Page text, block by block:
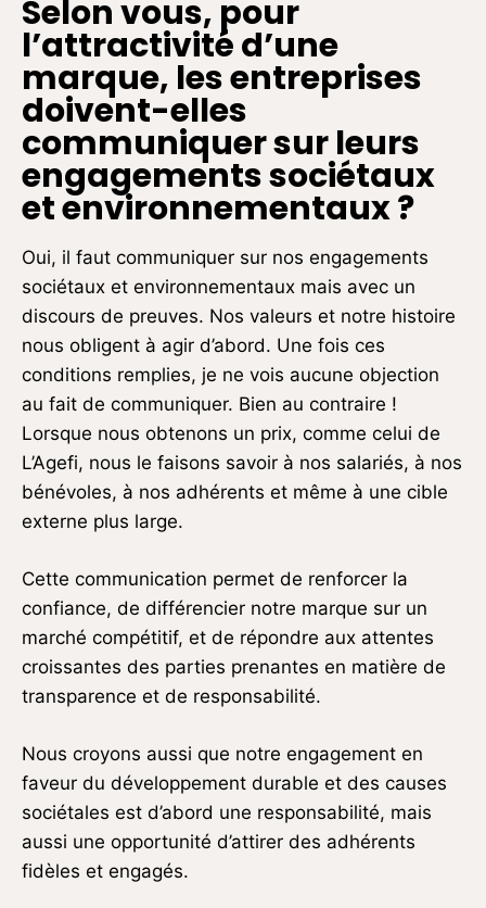
Selon vous, pour
l’attractivité d’une
marque, les entreprises
doivent-elles
communiquer sur leurs
engagements sociétaux
et environnementaux ?
Oui, il faut communiquer sur nos engagements
sociétaux et environnementaux mais avec un
discours de preuves. Nos valeurs et notre histoire
nous obligent à agir d’abord. Une fois ces
conditions remplies, je ne vois aucune objection
au fait de communiquer. Bien au contraire !
Lorsque nous obtenons un prix, comme celui de
L’Agefi, nous le faisons savoir à nos salariés, à nos
bénévoles, à nos adhérents et même à une cible
externe plus large.
Cette communication permet de renforcer la
confiance, de différencier notre marque sur un
marché compétitif, et de répondre aux attentes
croissantes des parties prenantes en matière de
transparence et de responsabilité.
Nous croyons aussi que notre engagement en
faveur du développement durable et des causes
sociétales est d’abord une responsabilité, mais
aussi une opportunité d’attirer des adhérents
fidèles et engagés.